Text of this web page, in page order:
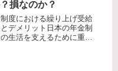
損なのか？
度における繰り上げ受給
デメリット日本の年金制
生活を支えるために重要